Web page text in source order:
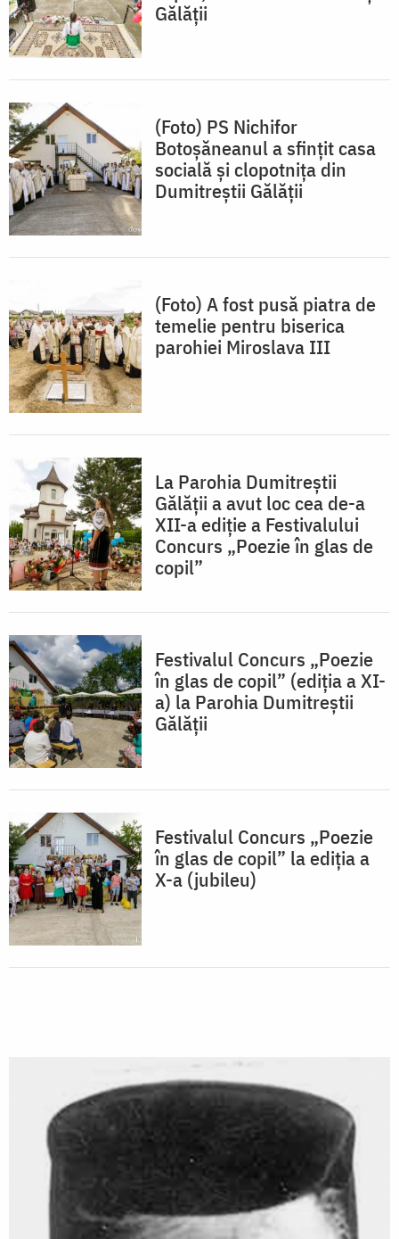
Gălății
(Foto) PS Nichifor
Botoșăneanul a sfințit casa
socială și clopotnița din
Dumitreștii Gălății
(Foto) A fost pusă piatra de
temelie pentru biserica
parohiei Miroslava III
La Parohia Dumitreștii
Gălății a avut loc cea de-a
XII-a ediție a Festivalului
Concurs „Poezie în glas de
copil”
Festivalul Concurs „Poezie
în glas de copil” (ediția a XI-
a) la Parohia Dumitreștii
Gălății
Festivalul Concurs „Poezie
în glas de copil” la ediția a
X-a (jubileu)